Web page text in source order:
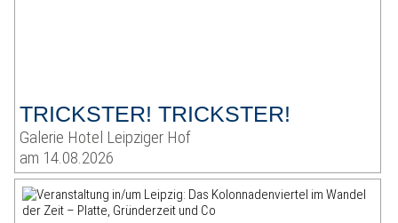
TRICKSTER! TRICKSTER!
Galerie Hotel Leipziger Hof
am 14.08.2026